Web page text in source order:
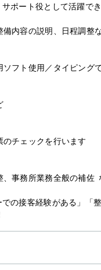
ポート役として活躍でき
内容の説明、日程調整
フト使用／タイピング
チェックを行います
、事務所業務全般の補佐
の接客経験がある」「